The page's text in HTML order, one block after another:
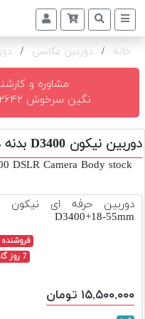
دوربین
و
تجهیزات
و
اکسسوری
دوم
دوربین
و
خانه / دوربین عکاسی /
مشاوره و
نگین سرخوش ۰۹۰۲۵۳۲۲۶۴۲
دوربین نیکون D3400 بدنه دست دوم
DSLR Camera Body stock
D3400+18-55mm
7 روز گارانتی تست
۱۵,۵۰۰,۰۰۰ تومان